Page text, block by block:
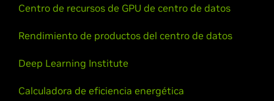
Centro de recursos de GPU de centro de datos
Rendimiento de productos del centro de datos
Deep Learning Institute
Calculadora de eficiencia energética